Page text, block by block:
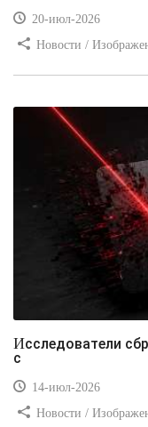
20-июл-2026
Новости /
Исследователи сбросили пароль кошелька Tangem
с
14-июл-2026
Новости /